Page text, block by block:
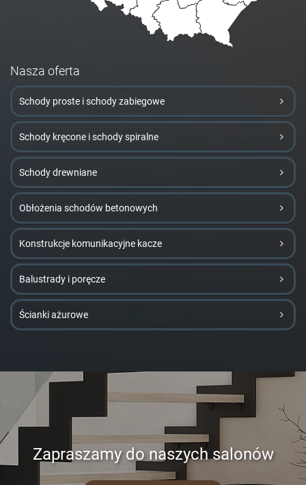
Nasza oferta
Schody proste i schody zabiegowe
Schody kręcone i schody spiralne
Schody drewniane
Obłożenia schodów betonowych
Konstrukcje komunikacyjne kacze
Balustrady i poręcze
Ścianki ażurowe
Zapraszamy do naszych salonów